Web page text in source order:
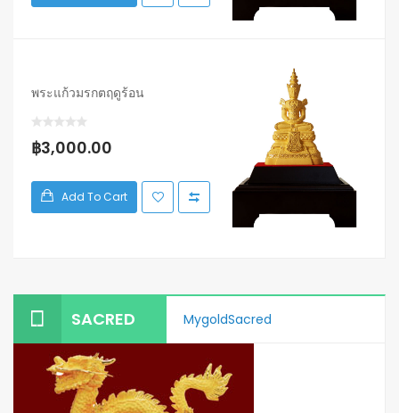
พระแก้วมรกตฤดูร้อน
฿3,000.00
Add To Cart
SACRED MygoldSacred